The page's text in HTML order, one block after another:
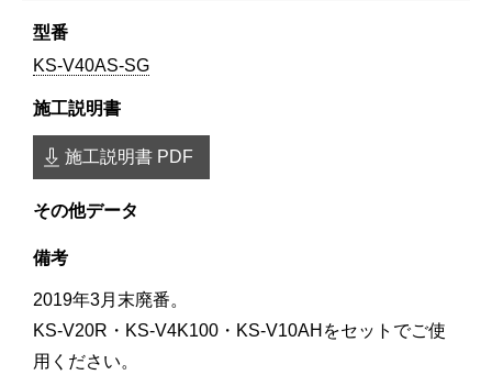
KS-V40AS-SG
施工説明書 PDF
2019年3月末廃番。
KS-V20R・KS-V4K100・KS-V10AHをセットでご使
用ください。